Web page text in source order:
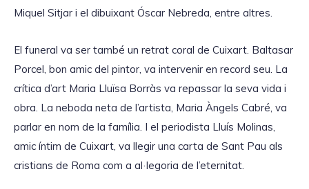
Miquel Sitjar i el dibuixant Óscar Nebreda, entre altres.
El funeral va ser també un retrat coral de Cuixart. Baltasar
Porcel, bon amic del pintor, va intervenir en record seu. La
crítica d’art Maria Lluïsa Borràs va repassar la seva vida i
obra. La neboda neta de l’artista, Maria Àngels Cabré, va
parlar en nom de la família. I el periodista Lluís Molinas,
amic íntim de Cuixart, va llegir una carta de Sant Pau als
cristians de Roma com a al·legoria de l’eternitat.